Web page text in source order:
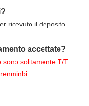
ricevuto il deposito.
accettate?
sono solitamente T/T.